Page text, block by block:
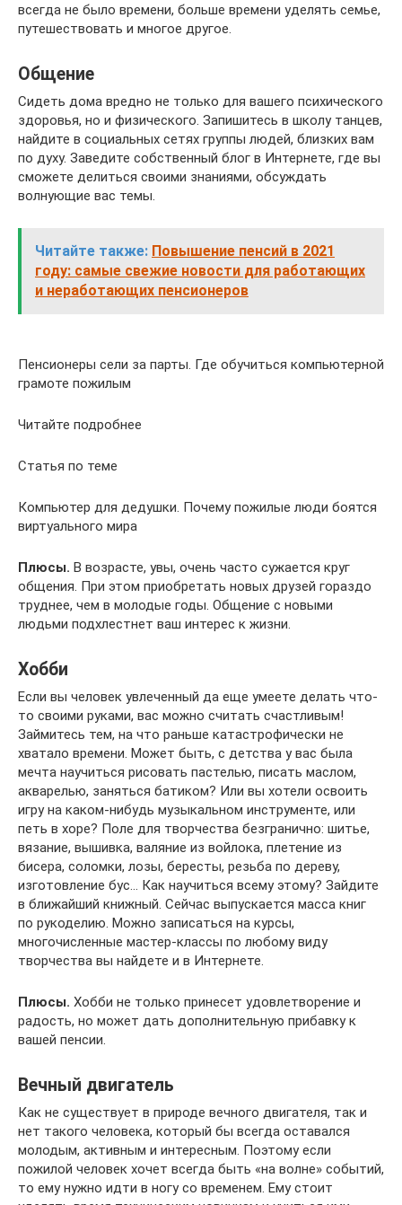
всегда не было времени, больше времени уделять семье,
путешествовать и многое другое.
Общение
Сидеть дома вредно не только для вашего психического
здоровья, но и физического. Запишитесь в школу танцев,
найдите в социальных сетях группы людей, близких вам
по духу. Заведите собственный блог в Интернете, где вы
сможете делиться своими знаниями, обсуждать
волнующие вас темы.
Читайте также: Повышение пенсий в 2021
году: самые свежие новости для работающих
и неработающих пенсионеров
Пенсионеры сели за парты. Где обучиться компьютерной
грамоте пожилым
Читайте подробнее
Статья по теме
Компьютер для дедушки. Почему пожилые люди боятся
виртуального мира
Плюсы. В возрасте, увы, очень часто сужается круг
общения. При этом приобретать новых друзей гораздо
труднее, чем в молодые годы. Общение с новыми
людьми подхлестнет ваш интерес к жизни.
Хобби
Если вы человек увлеченный да еще умеете делать что-
то своими руками, вас можно считать счастливым!
Займитесь тем, на что раньше катастрофически не
хватало времени. Может быть, с детства у вас была
мечта научиться рисовать пастелью, писать маслом,
акварелью, заняться батиком? Или вы хотели освоить
игру на каком-нибудь музыкальном инструменте, или
петь в хоре? Поле для творчества безгранично: шитье,
вязание, вышивка, валяние из войлока, плетение из
бисера, соломки, лозы, бересты, резьба по дереву,
изготовление бус… Как научиться всему этому? Зайдите
в ближайший книжный. Сейчас выпускается масса книг
по рукоделию. Можно записаться на курсы,
многочисленные мастер-классы по любому виду
творчества вы найдете и в Интернете.
Плюсы. Хобби не только принесет удовлетворение и
радость, но может дать дополнительную прибавку к
вашей пенсии.
Вечный двигатель
Как не существует в природе вечного двигателя, так и
нет такого человека, который бы всегда оставался
молодым, активным и интересным. Поэтому если
пожилой человек хочет всегда быть «на волне» событий,
то ему нужно идти в ногу со временем. Ему стоит